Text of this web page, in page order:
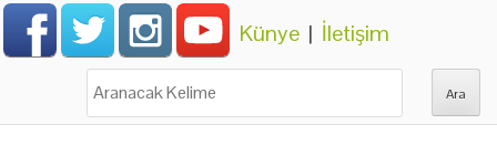
Künye | İletişim